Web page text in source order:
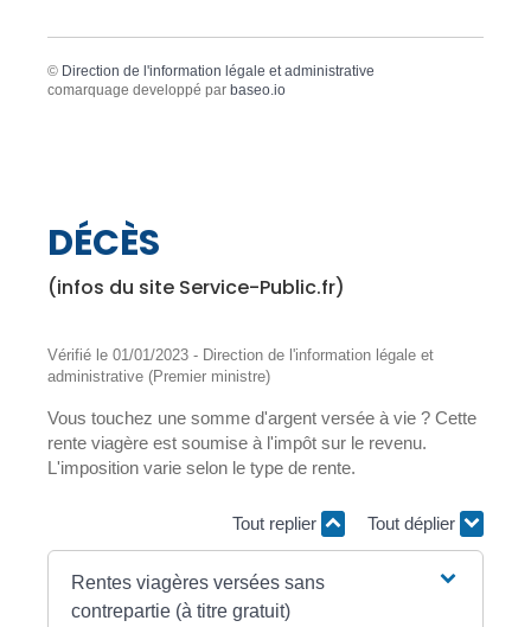
© Direction de l'information légale et administrative
comarquage developpé par baseo.io
DÉCÈS
(infos du site Service-Public.fr)
Vérifié le 01/01/2023 - Direction de l'information légale et
administrative (Premier ministre)
Vous touchez une somme d'argent versée à vie ? Cette
rente viagère est soumise à l'impôt sur le revenu.
L'imposition varie selon le type de rente.
Tout replier Tout déplier
Rentes viagères versées sans
contrepartie (à titre gratuit)